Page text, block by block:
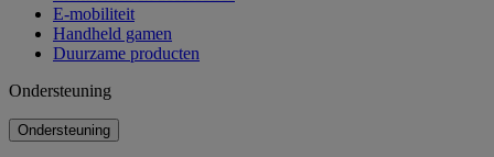
E-mobiliteit
Handheld gamen
Duurzame producten
Ondersteuning
Ondersteuning